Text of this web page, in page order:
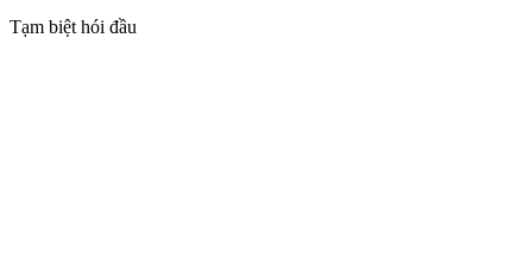
Tạm biệt hói đầu